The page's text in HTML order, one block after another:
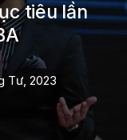
tiêu lần
Tư, 2023